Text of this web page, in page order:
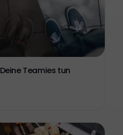
Teamies tun